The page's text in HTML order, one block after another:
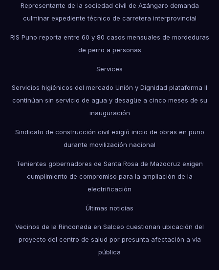
Representante de la sociedad civil de Azángaro demanda
culminar expediente técnico de carretera interprovincial
RIS Puno reporta entre 60 y 80 casos mensuales de mordeduras
de perro a personas
Services
Servicios higiénicos del mercado Unión y Dignidad plataforma II
continúan sin servicio de agua y desagüe a cinco meses de su
inauguración
Sindicato de construcción civil exigió inicio de obras en puno
durante movilización nacional
Tenientes gobernadores de Santa Rosa de Mazocruz exigen
cumplimiento de compromiso para la ampliación de la
electrificación
Últimas noticias
Vecinos de la Rinconada en Salceo cuestionan ubicación del
proyecto del centro de salud por presunta afectación a vía
pública